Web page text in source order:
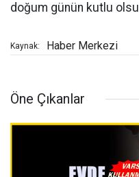
doğum günün kutlu
Kaynak: Haber Merkezi
Öne Çıkanlar